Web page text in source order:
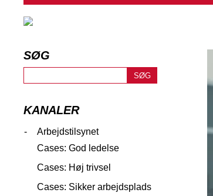
SØG
KANALER
-
Arbejdstilsynet
Cases: God ledelse
Cases: Høj trivsel
Cases: Sikker arbejdsplads